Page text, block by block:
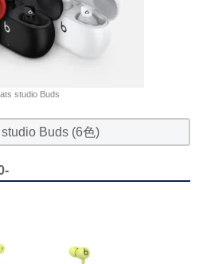
studio Buds
studio Buds (6色)